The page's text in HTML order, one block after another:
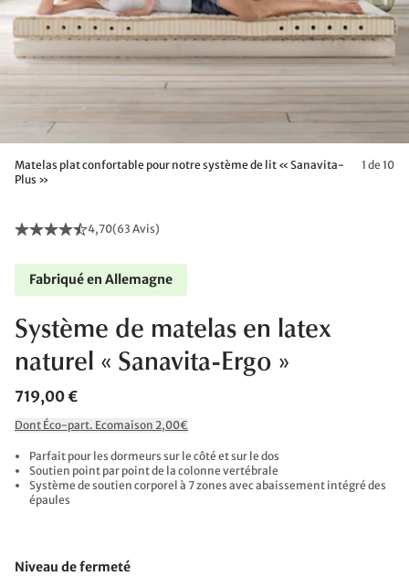
Matelas plat confortable pour notre système de lit « Sanavita-
Plus »
1 de 10
4,70(63 Avis)
Fabriqué en Allemagne
Système de matelas en latex
naturel « Sanavita-Ergo »
719,00 €
Dont Éco-part. Ecomaison 2,00€
Parfait pour les dormeurs sur le côté et sur le dos
Soutien point par point de la colonne vertébrale
Système de soutien corporel à 7 zones avec abaissement intégré des
épaules
Niveau de fermeté